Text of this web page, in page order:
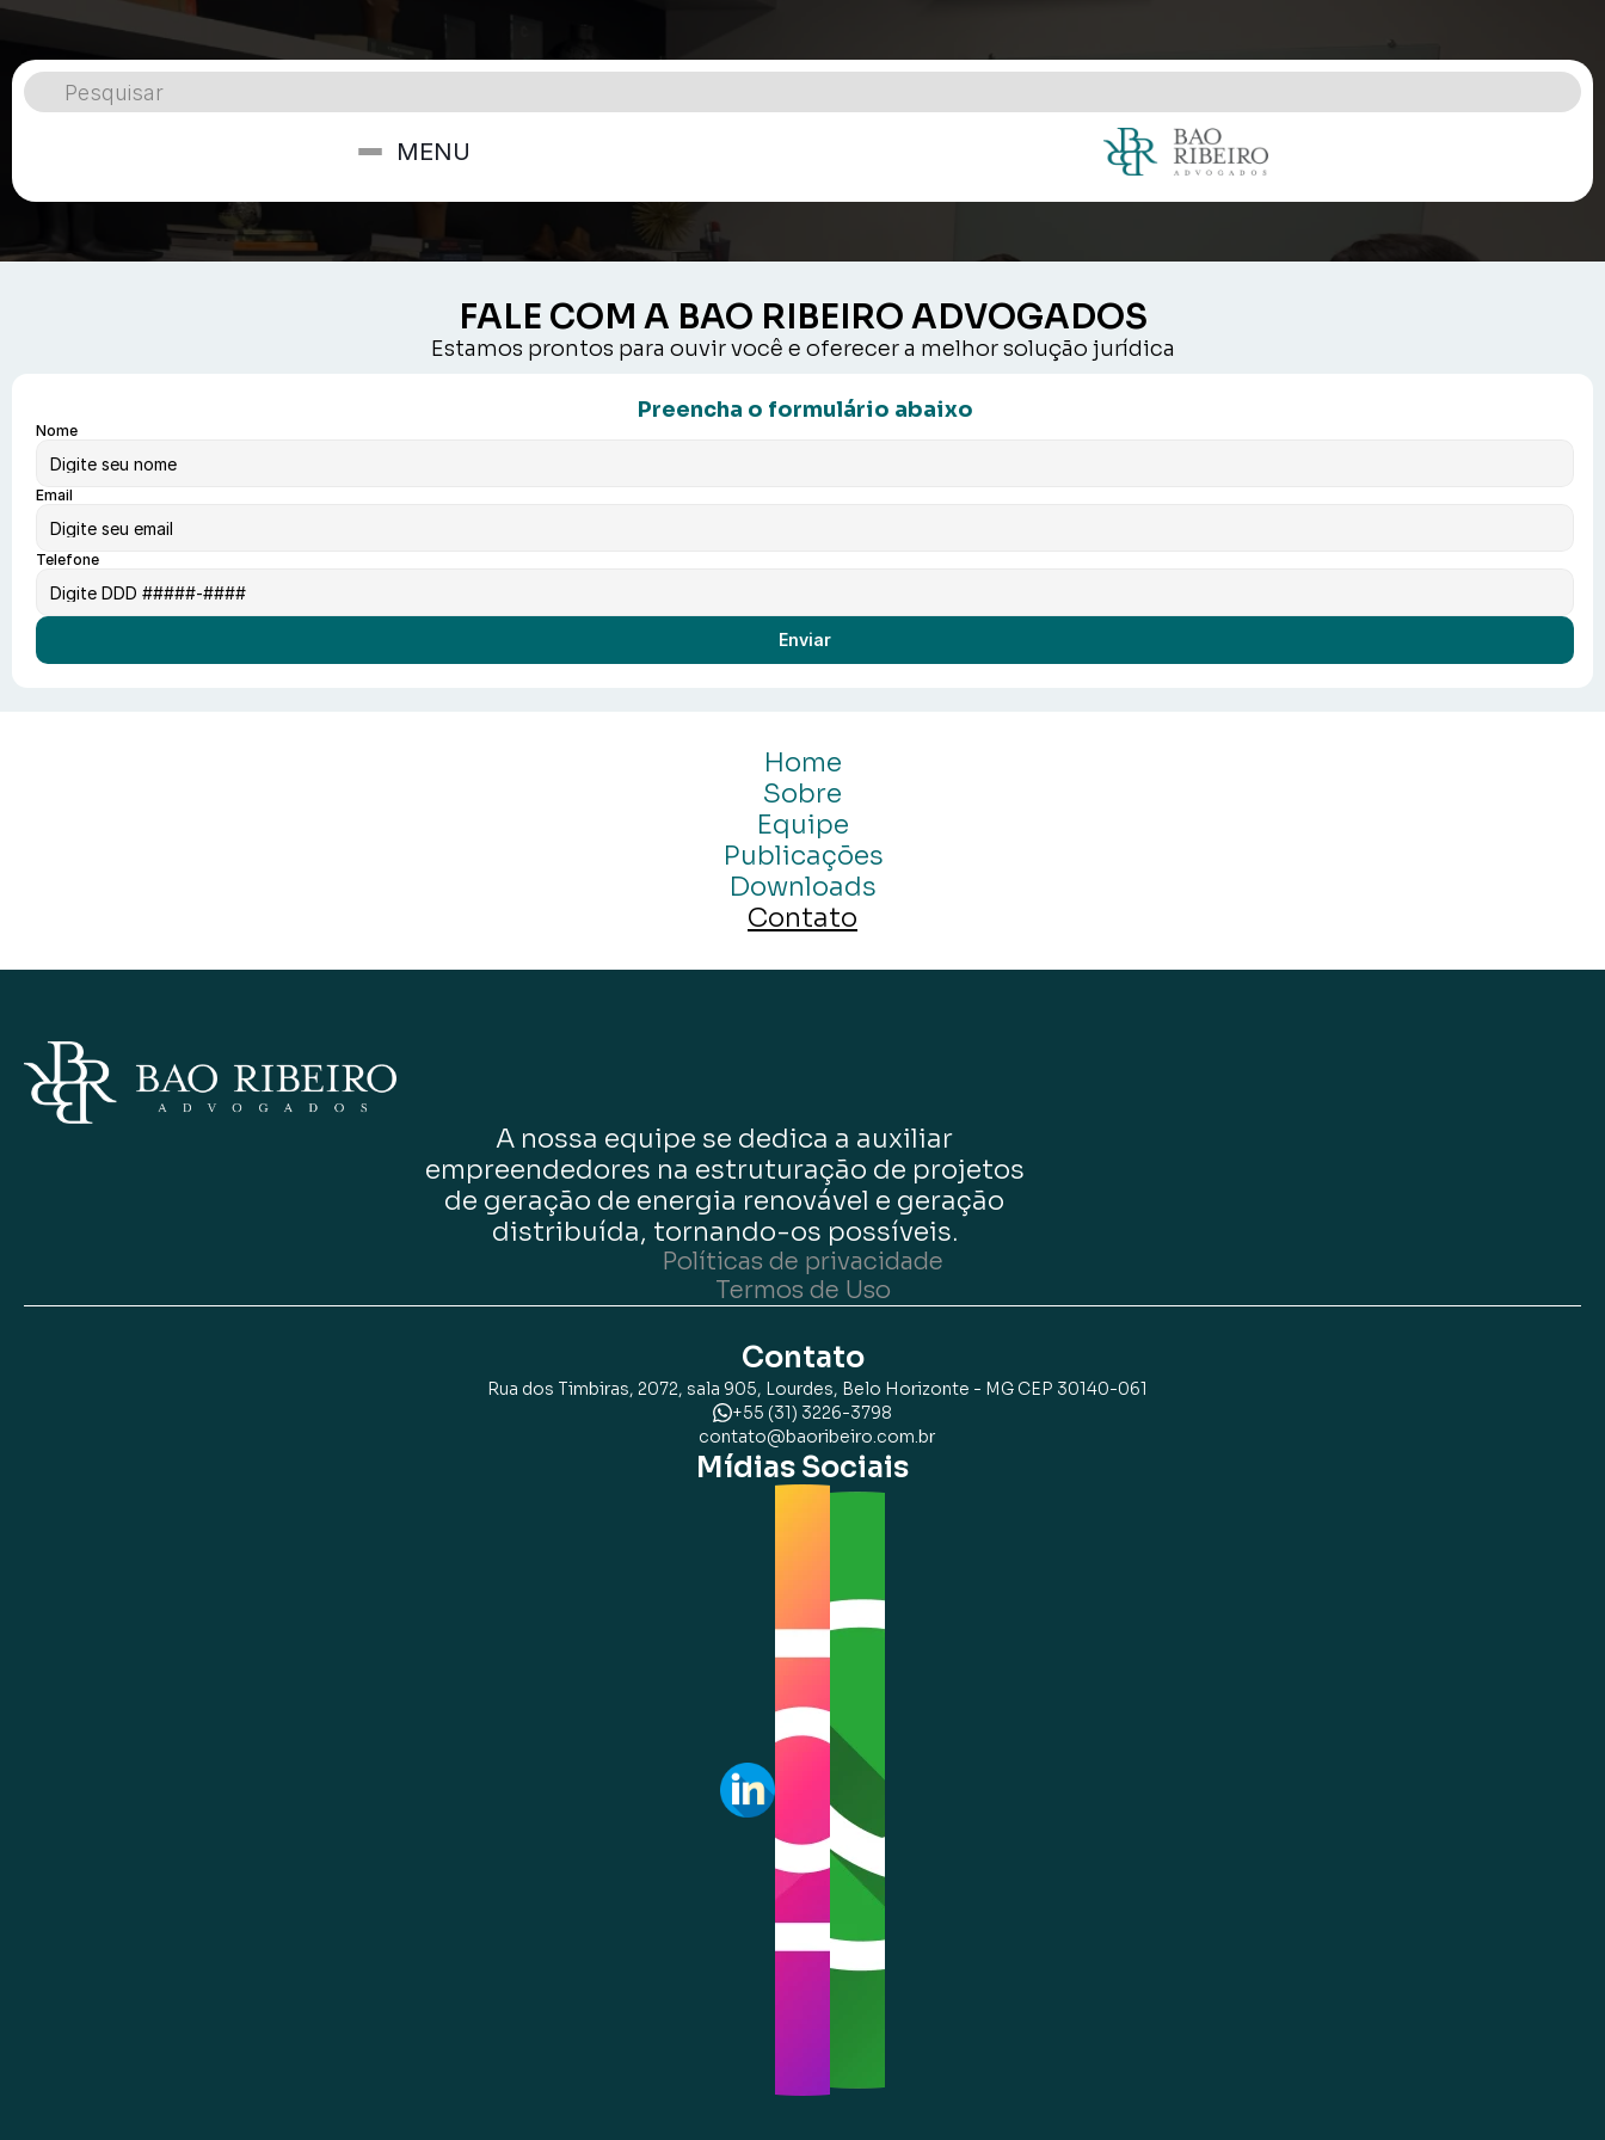
MENU
Pesquisar
Homepage / Contato
MENU
Pesquisar
FALE COM A BAO RIBEIRO ADVOGADOS
Estamos prontos para ouvir você e oferecer a melhor solução jurídica
Preencha o formulário abaixo
Nome
Email
Telefone
Enviar
Home
Sobre
Equipe
Publicações
Downloads
Contato
A nossa equipe se dedica a auxiliar
empreendedores na estruturação de projetos
de geração de energia renovável e geração
distribuída, tornando-os possíveis.
Políticas de privacidade
Termos de Uso
Contato
Rua dos Timbiras, 2072, sala 905, Lourdes, Belo Horizonte - MG CEP 30140-061
+55 (31) 3226-3798
contato@baoribeiro.com.br
Mídias Sociais